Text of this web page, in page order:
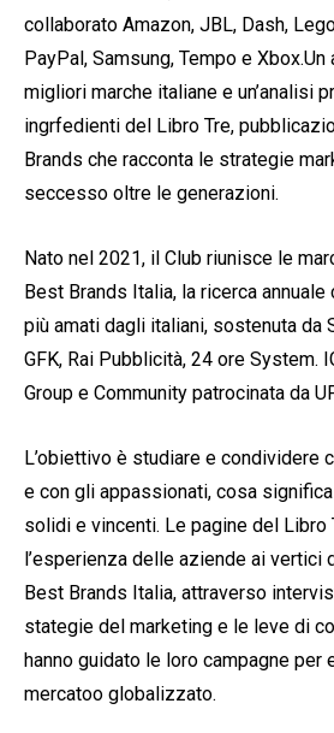
collaborato Amazon, JBL, Dash,
PayPal, Samsung, Tempo e
migliori marche italiane e un’analisi
ingrfedienti del Libro Tre,
Brands che racconta le strategie
seccesso oltre le generazioni.
Nato nel 2021, il Club riunisce le
Best Brands Italia, la ricerca
più amati dagli italiani, sostenuta da
GFK, Rai Pubblicità, 24 ore System.
Group e Community patrocinata da
L’obiettivo è studiare e condividere
e con gli appassionati, cosa
solidi e vincenti. Le pagine del Libro
l’esperienza delle aziende ai vertici
Best Brands Italia, attraverso
stategie del marketing e le leve di
hanno guidato le loro campagne per
mercatoo globalizzato.